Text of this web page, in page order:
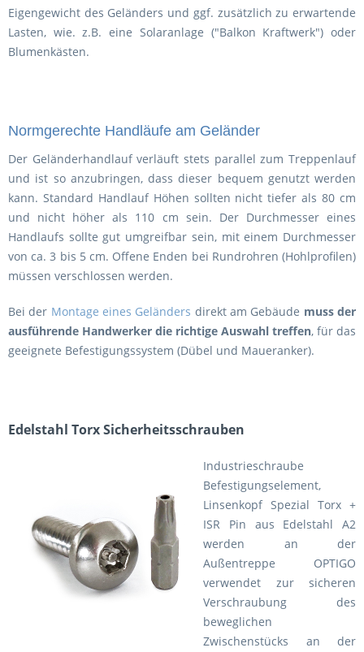
Eigengewicht des Geländers und ggf. zusätzlich zu erwartende
Lasten, wie. z.B. eine Solaranlage ("Balkon Kraftwerk") oder
Blumenkästen.
Normgerechte Handläufe am Geländer
Der Geländerhandlauf verläuft stets parallel zum Treppenlauf
und ist so anzubringen, dass dieser bequem genutzt werden
kann. Standard Handlauf Höhen sollten nicht tiefer als 80 cm
und nicht höher als 110 cm sein. Der Durchmesser eines
Handlaufs sollte gut umgreifbar sein, mit einem Durchmesser
von ca. 3 bis 5 cm. Offene Enden bei Rundrohren (Hohlprofilen)
müssen verschlossen werden.
Bei der Montage eines Geländers direkt am Gebäude muss der
ausführende Handwerker die richtige Auswahl treffen, für das
geeignete Befestigungssystem (Dübel und Maueranker).
Edelstahl Torx Sicherheitsschrauben
Industrieschraube
Befestigungselement,
Linsenkopf Spezial Torx +
ISR Pin aus Edelstahl A2
werden an der
Außentreppe OPTIGO
verwendet zur sicheren
Verschraubung des
beweglichen
Zwischenstücks an der